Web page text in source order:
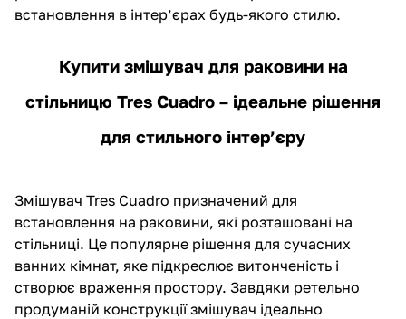
встановлення в інтер’єрах будь-якого стилю.
Купити змішувач для раковини на
стільницю Tres Cuadro – ідеальне рішення
для стильного інтер’єру
Змішувач Tres Cuadro призначений для
встановлення на раковини, які розташовані на
стільниці. Це популярне рішення для сучасних
ванних кімнат, яке підкреслює витонченість і
створює враження простору. Завдяки ретельно
продуманій конструкції змішувач ідеально